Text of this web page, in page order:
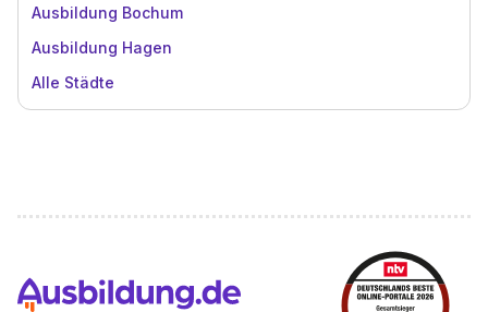
Ausbildung Bochum
Ausbildung Hagen
Alle Städte